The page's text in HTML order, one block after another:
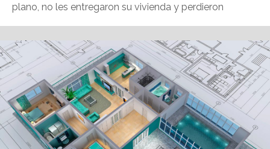
plano, no les entregaron su vivienda y perdieron